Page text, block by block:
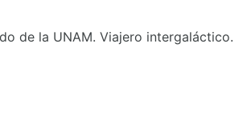
de la UNAM. Viajero intergaláctico.